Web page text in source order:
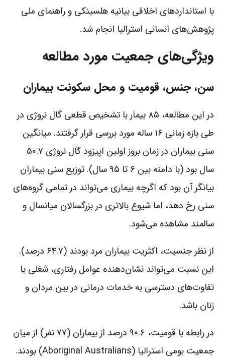
با استانداردهای اخلاقی بیانیه هلسینکی و راهنمای ملی
پژوهش‌های انسانی استرالیا انجام شد.
ویژگی‌های جمعیت مورد مطالعه
سن، جنس، قومیت و محل سکونت بیماران
در این مطالعه، ۸۵ بیمار با تشخیص قطعی گال نروژی در
طی بازه زمانی ۱۶ ساله مورد بررسی قرار گرفتند. میانگین
سنی بیماران در زمان بروز اولین اپیزود گال نروژی ۵۰.۷
سال بود (با دامنه بین ۶ تا ۹۵ سال). توزیع سنی بیماران
بیانگر آن بود که اگرچه بیماری می‌تواند در تمامی گروه‌های
سنی رخ دهد، اما شیوع بالاتری در بزرگسالان میانسال و
سالمند مشاهده می‌شود.
از نظر جنسیت، اکثریت بیماران مرد بودند (۶۴.۷ درصد).
این نسبت می‌تواند نشان‌دهنده عوامل رفتاری، شغلی یا
تفاوت‌های دسترسی به خدمات درمانی در بین مردان و
زنان باشد.
در رابطه با قومیت، ۹۰.۶ درصد از بیماران (۷۷ نفر) از میان
جمعیت بومی استرالیا (Aboriginal Australians) بودند.